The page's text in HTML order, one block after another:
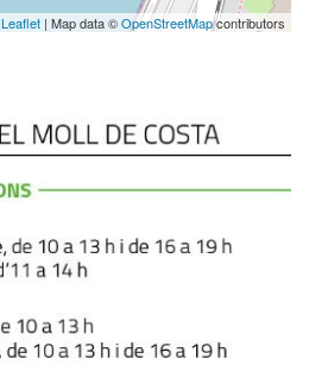
Leaflet | Map data ©OpenStreetMapcontributors